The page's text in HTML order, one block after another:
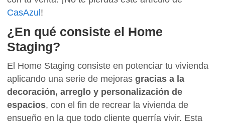
CasAzul !
¿En qué consiste el Home
Staging?
El Home Staging consiste en potenciar tu vivienda
aplicando una serie de mejorasgracias a la
decoración, arreglo y personalización de
espacios, con el fin de recrear la vivienda de
ensueño en la que todo cliente querría vivir. Esta